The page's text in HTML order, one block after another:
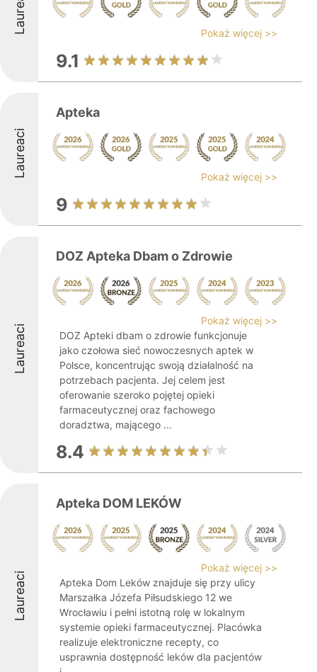
Pokaż więcej >>
9.1
Laureaci
Apteka
Pokaż więcej >>
9
Laureaci
DOZ Apteka Dbam o Zdrowie
Pokaż więcej >>
DOZ Apteki dbam o zdrowie funkcjonuje
jako czołowa sieć nowoczesnych aptek w
Polsce, koncentrując swoją działalność na
potrzebach pacjenta. Jej celem jest
oferowanie szeroko pojętej opieki
farmaceutycznej oraz fachowego
doradztwa, mającego ...
8.4
Laureaci
Apteka DOM LEKÓW
Pokaż więcej >>
Apteka Dom Leków znajduje się przy ulicy
Marszałka Józefa Piłsudskiego 12 we
Wrocławiu i pełni istotną rolę w lokalnym
systemie opieki farmaceutycznej. Placówka
realizuje elektroniczne recepty, co
usprawnia dostępność leków dla pacjentów